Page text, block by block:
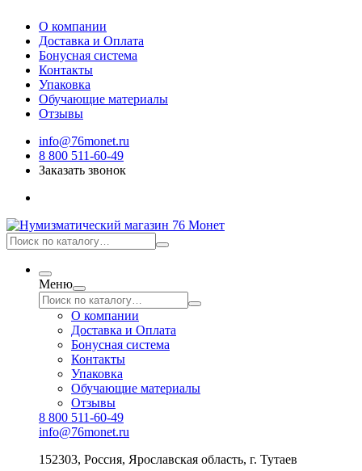
О компании
Доставка и Оплата
Бонусная система
Контакты
Упаковка
Обучающие материалы
Отзывы
info@76monet.ru
8 800 511-60-49
Заказать звонок
Меню
О компании
Доставка и Оплата
Бонусная система
Контакты
Упаковка
Обучающие материалы
Отзывы
8 800 511-60-49
info@76monet.ru
152303, Россия, Ярославская область, г. Тутаев